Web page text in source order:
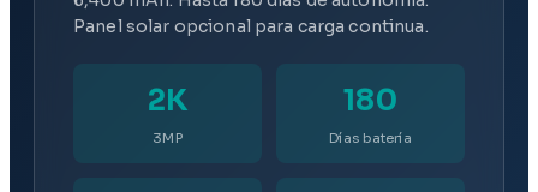
Panel solar opcional para carga continua.
2K
3MP
180
Días batería